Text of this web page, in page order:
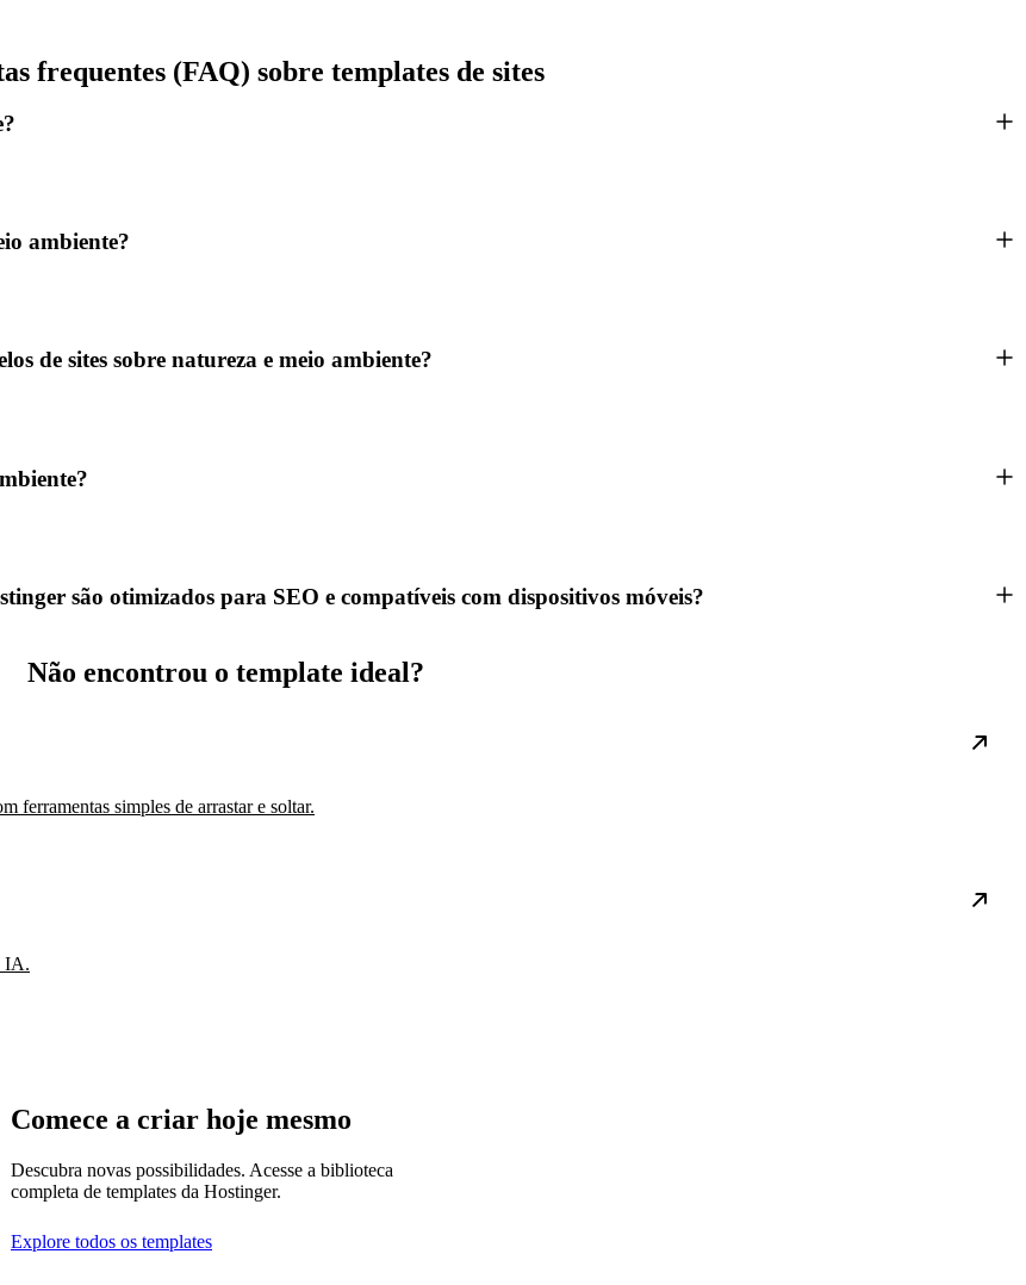
frequentes (FAQ) sobre templates de sites
ambiente?
de sites sobre natureza e meio ambiente?
são otimizados para SEO e compatíveis com dispositivos móveis?
Não encontrou o template ideal?
ferramentas simples de arrastar e soltar.
IA.
Comece a criar hoje mesmo
Descubra novas possibilidades. Acesse a biblioteca
completa de templates da Hostinger.
Explore todos os templates